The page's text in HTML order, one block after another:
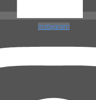
Instagram